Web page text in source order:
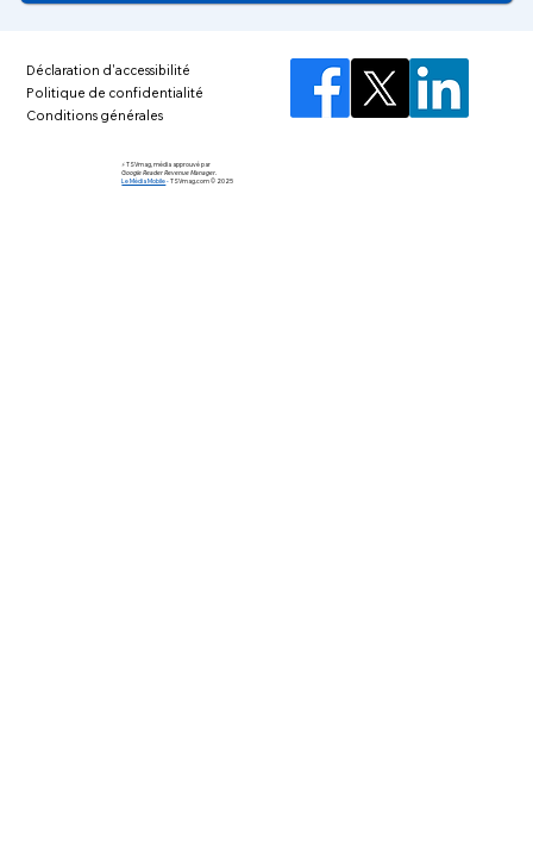
Déclaration d'accessibilité
Politique de confidentialité
Conditions générales
⚡️ TSVmag, média approuvé par
Google Reader Revenue Manager.
Le Média Mobile-TSVmag.com © 2025